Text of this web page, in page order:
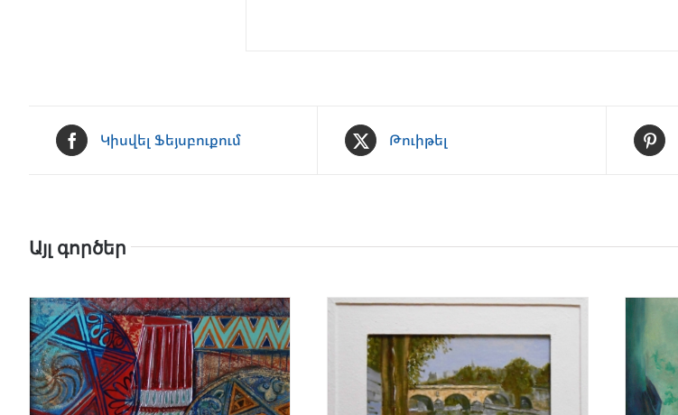
Կիսվել Ֆեյսբուքում Թուիթել
Այլ գործեր